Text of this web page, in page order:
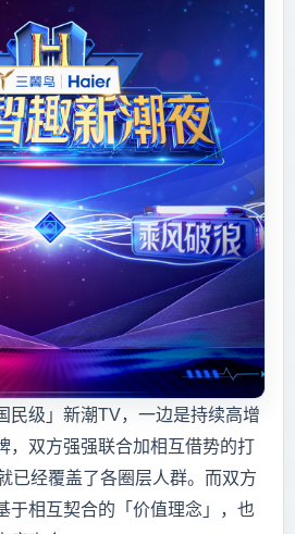
民级」新潮TV，一边是持续高增
，双方强强联合加相互借势的打
已经覆盖了各圈层人群。而双方
于相互契合的「价值理念」，也